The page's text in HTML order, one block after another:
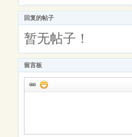
回复的帖子
暂无帖子！
留言板